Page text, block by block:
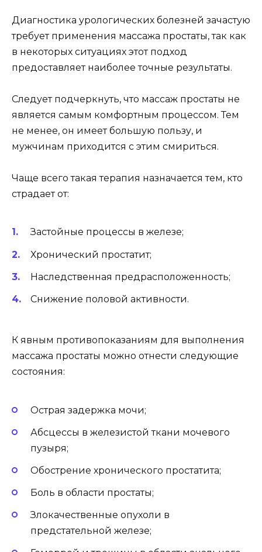
Диагностика урологических болезней зачастую
требует применения массажа простаты, так как
в некоторых ситуациях этот подход
предоставляет наиболее точные результаты.
Следует подчеркнуть, что массаж простаты не
является самым комфортным процессом. Тем
не менее, он имеет большую пользу, и
мужчинам приходится с этим смириться.
Чаще всего такая терапия назначается тем, кто
страдает от:
Застойные процессы в железе;
Хронический простатит;
Наследственная предрасположенность;
Снижение половой активности.
К явным противопоказаниям для выполнения
массажа простаты можно отнести следующие
состояния:
Острая задержка мочи;
Абсцессы в железистой ткани мочевого
пузыря;
Обострение хронического простатита;
Боль в области простаты;
Злокачественные опухоли в
предстательной железе;